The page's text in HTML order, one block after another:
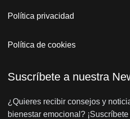
Política privacidad
Política de cookies
Suscríbete a nuestra
¿Quieres recibir consejos y
bienestar emocional?